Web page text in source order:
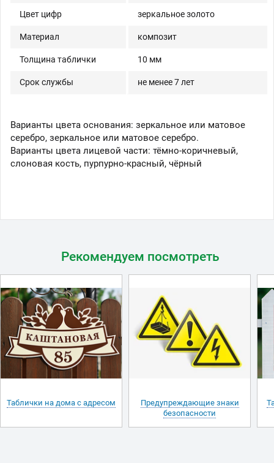
Цвет цифр зеркальное золото
Материал композит
Толщина таблички 10 мм
Срок службы не менее 7 лет
Варианты цвета основания: зеркальное или матовое
серебро, зеркальное или матовое серебро.
Варианты цвета лицевой части: тёмно-коричневый,
слоновая кость, пурпурно-красный, чёрный
Рекомендуем посмотреть
Таблички на дома с адресом
Предупреждающие знаки
безопасности